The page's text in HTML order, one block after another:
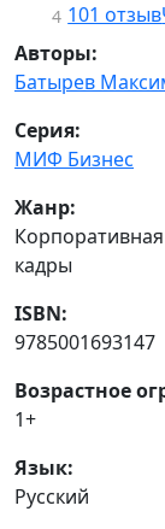
4 101 отзыв
Авторы:
Батырев
Серия:
МИФ Бизнес
Жанр:
кадры
ISBN:
9785001693147
Возрастное
1+
Язык:
Русский